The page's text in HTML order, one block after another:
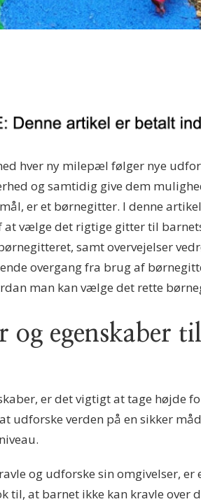
hver ny milepæl følger nye
og samtidig give dem
er et børnegitter. I denne
vælge det rigtige gitter til
samt overvejelser
overgang fra brug af
man kan vælge det rette
egenskaber
er det vigtigt at tage højde
udforske verden på en sikker
og udforske sin omgivelser,
til, at barnet ikke kan kravle